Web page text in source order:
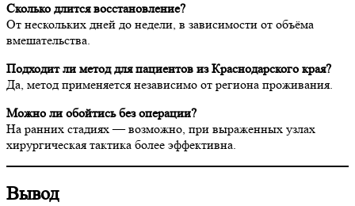
Сколько длится восстановление?
От нескольких дней до недели, в зависимости от объёма
вмешательства.
Подходит ли метод для пациентов из Краснодарского края?
Да, метод применяется независимо от региона проживания.
Можно ли обойтись без операции?
На ранних стадиях — возможно, при выраженных узлах
хирургическая тактика более эффективна.
Вывод